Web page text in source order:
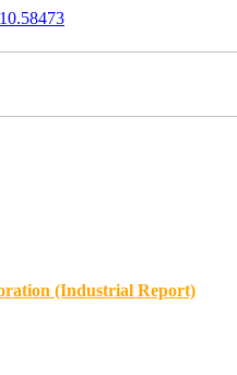
(Industrial Report)